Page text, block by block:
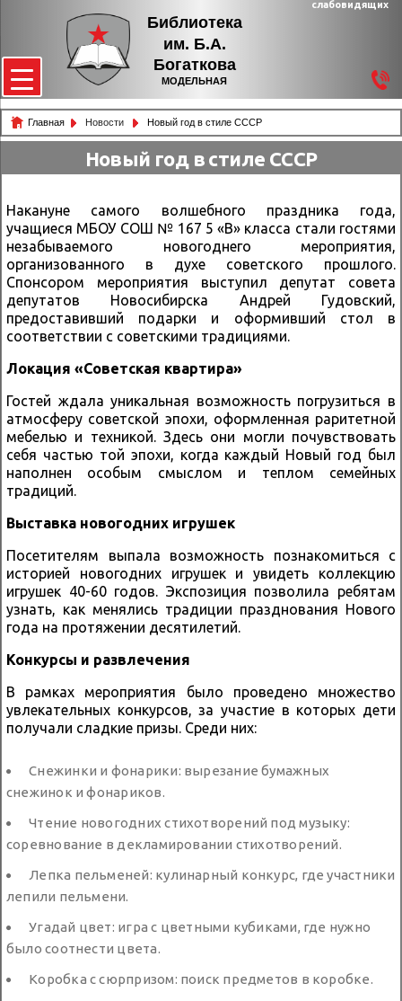
Библиотека
им. Б.А.
Богаткова
МОДЕЛЬНАЯ
слабовидящих
Главная Новости Новый год в стиле СССР
Новый год в стиле СССР
Накануне самого волшебного праздника года,
учащиеся МБОУ СОШ № 167 5 «В» класса стали гостями
незабываемого новогоднего мероприятия,
организованного в духе советского прошлого.
Спонсором мероприятия выступил депутат совета
депутатов Новосибирска Андрей Гудовский,
предоставивший подарки и оформивший стол в
соответствии с советскими традициями.
Локация «Советская квартира»
Гостей ждала уникальная возможность погрузиться в
атмосферу советской эпохи, оформленная раритетной
мебелью и техникой. Здесь они могли почувствовать
себя частью той эпохи, когда каждый Новый год был
наполнен особым смыслом и теплом семейных
традиций.
Выставка новогодних игрушек
Посетителям выпала возможность познакомиться с
историей новогодних игрушек и увидеть коллекцию
игрушек 40-60 годов. Экспозиция позволила ребятам
узнать, как менялись традиции празднования Нового
года на протяжении десятилетий.
Конкурсы и развлечения
В рамках мероприятия было проведено множество
увлекательных конкурсов, за участие в которых дети
получали сладкие призы. Среди них:
Снежинки и фонарики: вырезание бумажных
снежинок и фонариков.
Чтение новогодних стихотворений под музыку:
соревнование в декламировании стихотворений.
Лепка пельменей: кулинарный конкурс, где участники
лепили пельмени.
Угадай цвет: игра с цветными кубиками, где нужно
было соотнести цвета.
Коробка с сюрпризом: поиск предметов в коробке.